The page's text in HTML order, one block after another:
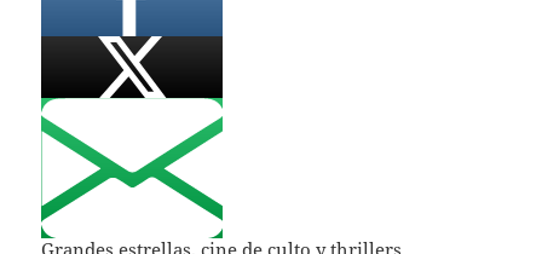
Grandes estrellas, cine de culto y thrillers